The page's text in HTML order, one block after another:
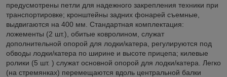
предусмотрены петли для надежного закрепления техники при
транспортировке; кронштейны задних фонарей съемные,
выдвигаются на 400 мм. Стандартная комплектация:
ложементы (2 шт.), обитые ковролином, служат
дополнительной опорой для лодки/катера, регулируются под
обводы лодки/катера по ширине и высоте прицепа; килевые
ролики (5 шт. ) служат основной опорой для лодки/катера. Легко
(на стремянках) перемещаются вдоль центральной балки